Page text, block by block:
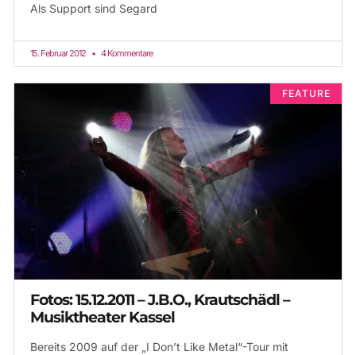
Als Support sind Segard
15. Februar 2012 4 Kommentare
FEATURE
Fotos: 15.12.2011 – J.B.O., Krautschädl –
Musiktheater Kassel
Bereits 2009 auf der „I Don’t Like Metal“-Tour mit